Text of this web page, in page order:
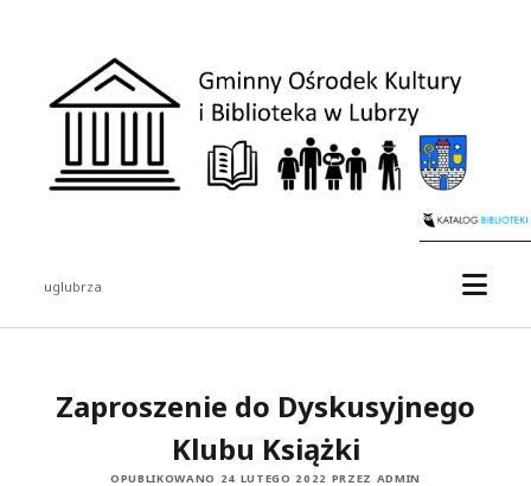
uglubrza
Zaproszenie do Dyskusyjnego
Klubu Książki
OPUBLIKOWANO 24 LUTEGO 2022 PRZEZ ADMIN